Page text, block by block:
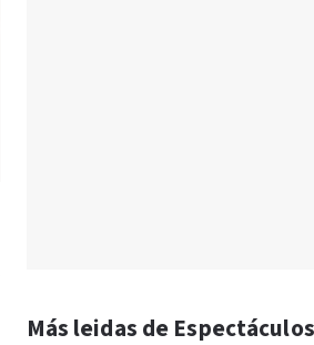
Más leidas de Espectáculos